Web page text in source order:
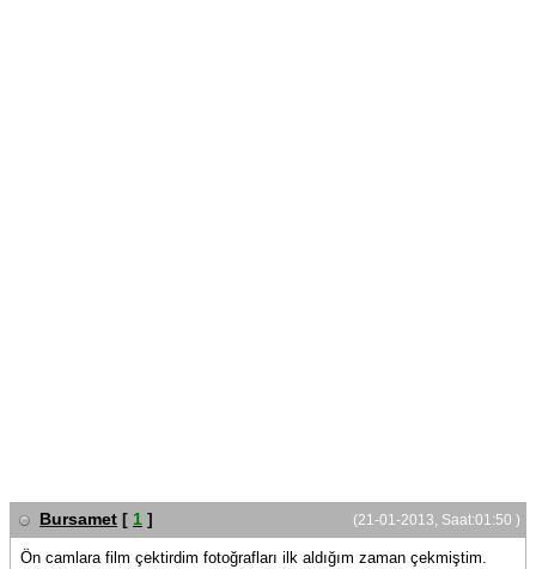
(21-01-2013, Saat:01:50 )
Bursamet [ 1 ]
Ön camlara film çektirdim fotoğrafları ilk aldığım zaman çekmiştim.